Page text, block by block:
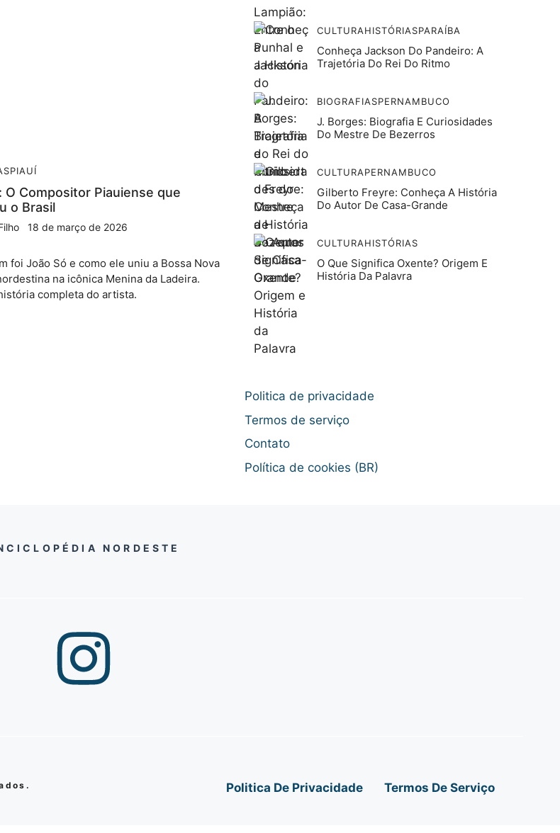
PIAUÍ
O Compositor Piauiense que
o Brasil
18 de março de 2026
foi João Só e como ele uniu a Bossa Nova
na icônica Menina da Ladeira.
completa do artista.
CULTURAHISTÓRIASPARAÍBA
Conheça Jackson Do Pandeiro: A
Trajetória Do Rei Do Ritmo
BIOGRAFIASPERNAMBUCO
J. Borges: Biografia E Curiosidades
Do Mestre De Bezerros
CULTURAPERNAMBUCO
Gilberto Freyre: Conheça A História
Do Autor De Casa-Grande
CULTURAHISTÓRIAS
O Que Significa Oxente? Origem E
História Da Palavra
Politica de privacidade
Termos de serviço
Contato
Política de cookies (BR)
NORDESTE
Politica De Privacidade Termos De Serviço